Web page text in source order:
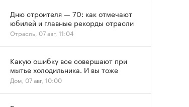
Дню строителя — 70: как отмечают
юбилей и главные рекорды отрасли
Отрасль, 07 авг, 11:04
Какую ошибку все совершают при
мытье холодильника. И вы тоже
Дом, 07 авг, 10:00